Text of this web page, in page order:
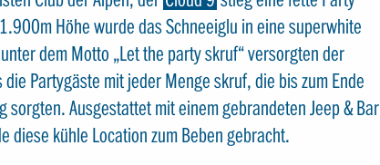
Höhe wurde das Schneeiglu in eine superwhite
dem Motto „Let the party skruf“ versorgten der
die Partygäste mit jeder Menge skruf, die bis zum Ende
sorgten. Ausgestattet mit einem gebrandeten Jeep & Bar
diese kühle Location zum Beben gebracht.